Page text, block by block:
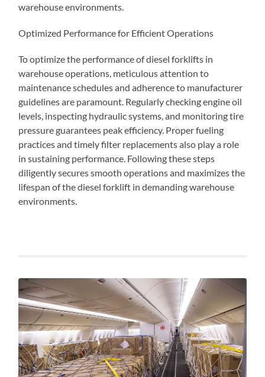
warehouse environments.
Optimized Performance for Efficient Operations
To optimize the performance of diesel forklifts in
warehouse operations, meticulous attention to
maintenance schedules and adherence to manufacturer
guidelines are paramount. Regularly checking engine oil
levels, inspecting hydraulic systems, and monitoring tire
pressure guarantees peak efficiency. Proper fueling
practices and timely filter replacements also play a role
in sustaining performance. Following these steps
diligently secures smooth operations and maximizes the
lifespan of the diesel forklift in demanding warehouse
environments.